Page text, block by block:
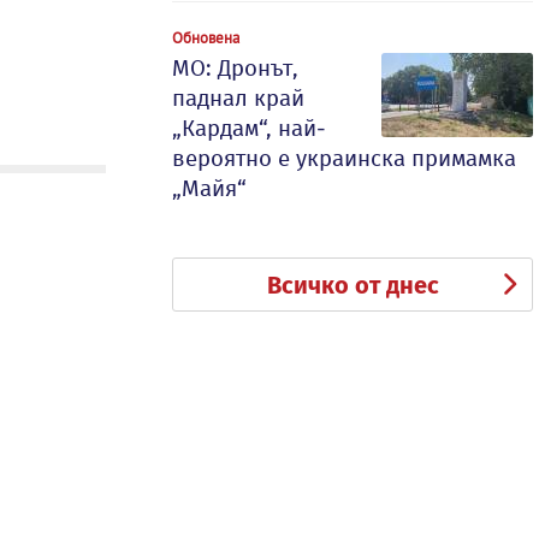
Обновена
МО: Дронът,
паднал край
„Кардам“, най-
вероятно е украинска примамка
„Майя“
Всичко от днес